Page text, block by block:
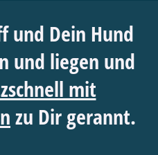
und Dein Hund
und liegen und
mit
zu Dir gerannt.